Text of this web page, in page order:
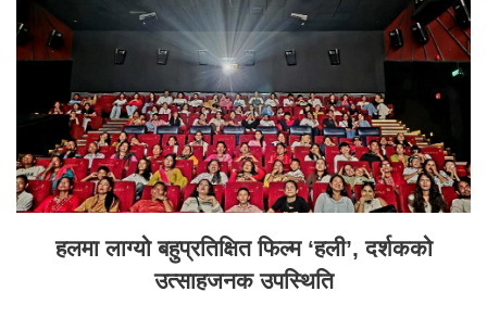
हलमा लाग्यो बहुप्रतिक्षित फिल्म ‘हली’, दर्शकको
उत्साहजनक उपस्थिति